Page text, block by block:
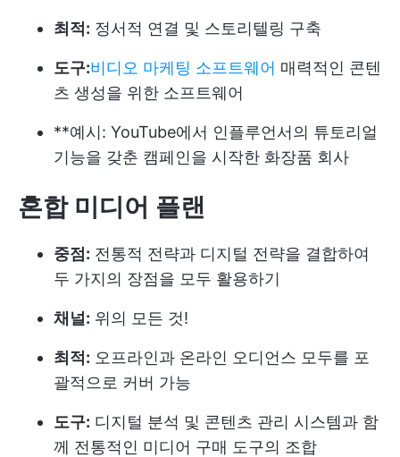
최적: 정서적 연결 및 스토리텔링 구축
도구:비디오 마케팅 소프트웨어 매력적인 콘텐
츠 생성을 위한 소프트웨어
**예시: YouTube에서 인플루언서의 튜토리얼
기능을 갖춘 캠페인을 시작한 화장품 회사
혼합 미디어 플랜
중점: 전통적 전략과 디지털 전략을 결합하여
두 가지의 장점을 모두 활용하기
채널: 위의 모든 것!
최적: 오프라인과 온라인 오디언스 모두를 포
괄적으로 커버 가능
도구: 디지털 분석 및 콘텐츠 관리 시스템과 함
께 전통적인 미디어 구매 도구의 조합